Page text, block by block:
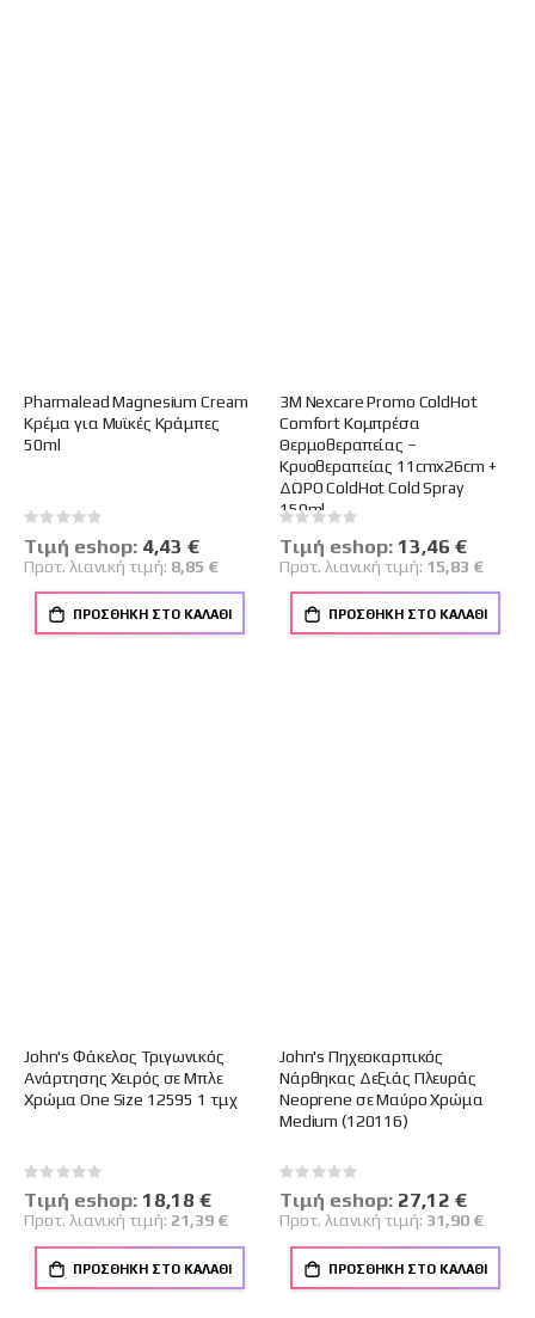
Pharmalead Magnesium Cream
Κρέμα για Μυϊκές Κράμπες
50ml
Rating:
0%
Tιμή eshop: Ειδική
Τιμή
4,43 €
Προτ. λιανική τιμή: 8,85 €
ΠΡΟΣΘΉΚΗ ΣΤΟ ΚΑΛΆΘΙ
3M Nexcare Promo ColdΗot
Comfort Κομπρέσα
Θερμοθεραπείας –
Κρυοθεραπείας 11cmx26cm +
ΔΩΡΟ ColdΗot Cold Spray
150ml
Rating:
0%
Tιμή eshop: Ειδική
Τιμή
13,46 €
Προτ. λιανική τιμή: 15,83 €
ΠΡΟΣΘΉΚΗ ΣΤΟ ΚΑΛΆΘΙ
John's Φάκελος Τριγωνικός
Ανάρτησης Χειρός σε Μπλε
Χρώμα One Size 12595 1 τμχ
Rating:
0%
Tιμή eshop: Ειδική
Τιμή
18,18 €
Προτ. λιανική τιμή: 21,39 €
ΠΡΟΣΘΉΚΗ ΣΤΟ ΚΑΛΆΘΙ
John's Πηχεοκαρπικός
Νάρθηκας Δεξιάς Πλευράς
Neoprene σε Μαύρο Χρώμα
Medium (120116)
Rating:
0%
Tιμή eshop: Ειδική
Τιμή
27,12 €
Προτ. λιανική τιμή: 31,90 €
ΠΡΟΣΘΉΚΗ ΣΤΟ ΚΑΛΆΘΙ